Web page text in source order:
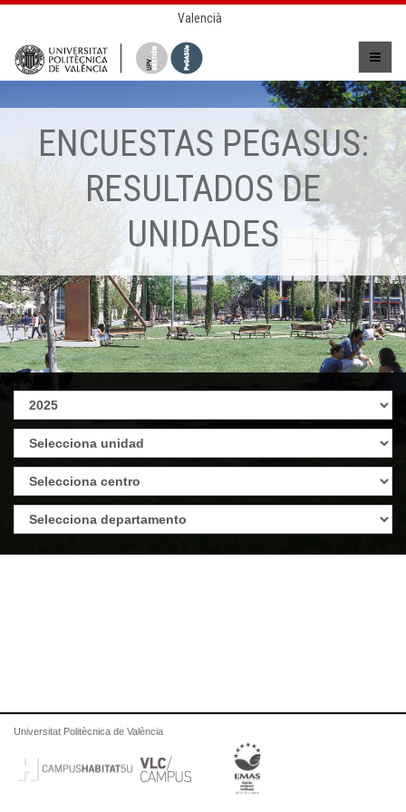
Valencià
ENCUESTAS PEGASUS:
RESULTADOS DE
UNIDADES
Universitat Politècnica de València